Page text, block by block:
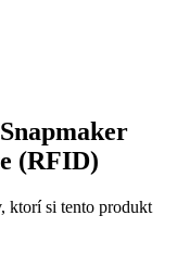
(RFID)
ktorí si tento produkt